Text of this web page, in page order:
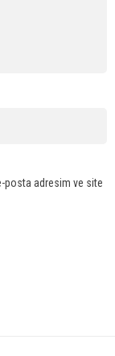
posta adresim ve site